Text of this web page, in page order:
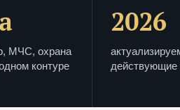
МЧС, охрана
контуре
2026
действующие